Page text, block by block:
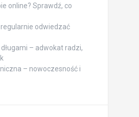
online? Sprawdź, co
odwiedzać
– adwokat radzi,
– nowoczesność i